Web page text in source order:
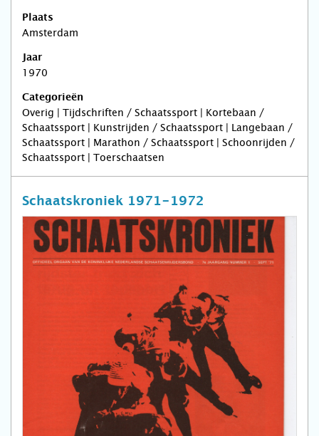
Plaats
Amsterdam
Jaar
1970
Categorieën
Overig | Tijdschriften / Schaatssport | Kortebaan /
Schaatssport | Kunstrijden / Schaatssport | Langebaan /
Schaatssport | Marathon / Schaatssport | Schoonrijden /
Schaatssport | Toerschaatsen
Schaatskroniek 1971-1972